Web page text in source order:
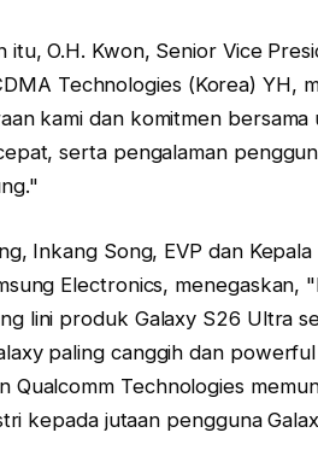
itu, O.H. Kwon, Senior Vice
Technologies (Korea) YH,
kami dan komitmen
serta pengalaman
Inkang Song, EVP dan
Electronics,
lini produk Galaxy S26 Ultra
paling canggih dan
Qualcomm Technologies
kepada jutaan pengguna